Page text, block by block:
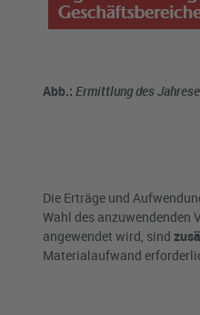
Abb.: Ermittlung des
Die Erträge und
Wahl des anzuwendenden
angewendet wird, sind
Materialaufwand